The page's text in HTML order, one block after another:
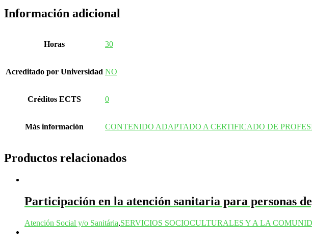
Información adicional
Horas 30
Acreditado por Universidad NO
Créditos ECTS 0
Más información CONTENIDO ADAPTADO A CERTIFICADO DE
Productos relacionados
Participación en la atención sanitaria para personas
Atención Social y/o Sanitária,SERVICIOS SOCIOCULTURALES Y A LA